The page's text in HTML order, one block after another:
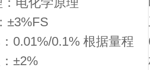
0.01%/0.1% 根据量程
±2%